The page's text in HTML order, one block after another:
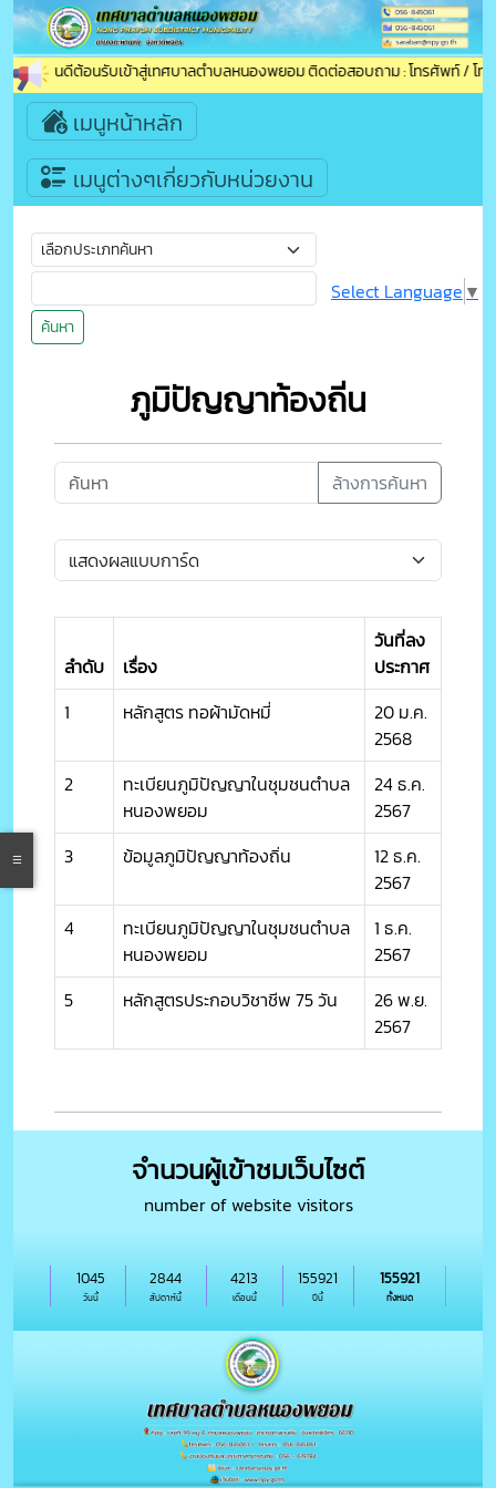
ยินดีต้อนรับเข้าสู่เทศบาลตำบลหนองพยอม ติดต่อสอบถาม : โทรศัพท์ / โทร
เมนูหน้าหลัก
เมนูต่างๆเกี่ยวกับหน่วยงาน
ค้นหา
Select Language ▼
ภูมิปัญญาท้องถิ่น
ล้างการค้นหา
ลำดับ เรื่อง
วันที่ลง
ประกาศ
1
หลักสูตร ทอผ้ามัดหมี่
20 ม.ค.
2568
2
ทะเบียนภูมิปัญญาในชุมชนตำบล
หนองพยอม
24 ธ.ค.
2567
3
ข้อมูลภูมิปัญญาท้องถิ่น
12 ธ.ค.
2567
4
ทะเบียนภูมิปัญญาในชุมชนตำบล
หนองพยอม
1 ธ.ค.
2567
5
หลักสูตรประกอบวิชาชีพ 75 วัน
26 พ.ย.
2567
จำนวนผู้เข้าชมเว็บไซต์
number of website visitors
วันนี้
1045
สัปดาห์นี้
2844
เดือนนี้
4213
ปีนี้
155921
ทั้งหมด
155921